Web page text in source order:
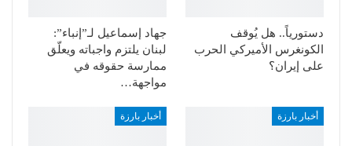
دستورياً.. هل يُوقف
الكونغرس الأميركي الحرب
على إيران؟
جهاد إسماعيل لـ”إنباء”:
لبنان يلتزم واجباته ويعلّق
ممارسة حقوقه في
مواجهة…
أخبار بارزة أخبار بارزة